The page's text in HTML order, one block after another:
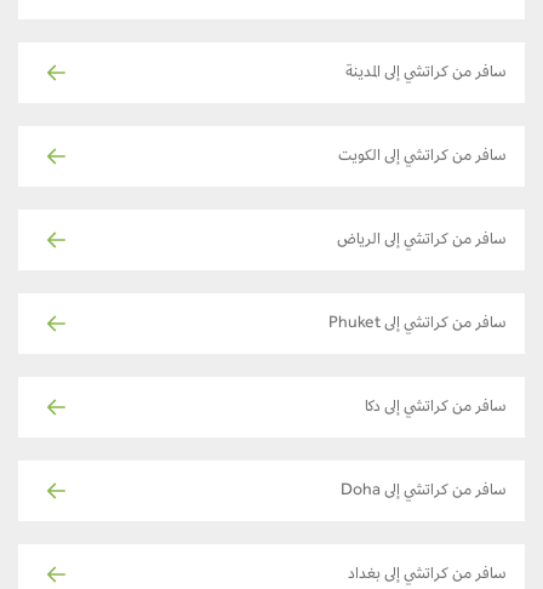
سافر من كراتشي إلى المدينة
سافر من كراتشي إلى الكويت
سافر من كراتشي إلى الرياض
سافر من كراتشي إلى Phuket
سافر من كراتشي إلى دكا
سافر من كراتشي إلى Doha
سافر من كراتشي إلى بغداد